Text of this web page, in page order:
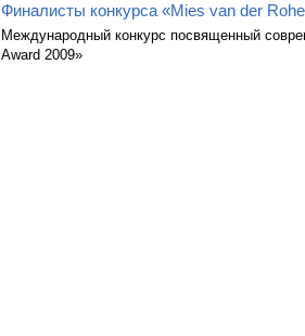
Финалисты конкурса «Mies van der
Международный конкурс посвященный
Award 2009»